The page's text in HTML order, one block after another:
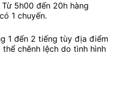
5h00 đến 20h hàng
1 chuyến.
1 đến 2 tiếng tùy địa điểm
chênh lệch do tình hình